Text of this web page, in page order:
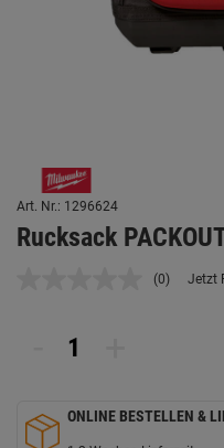
Art. Nr.: 1296624
Rucksack
Kein
(0) Jetzt
ONLINE BESTELLEN &